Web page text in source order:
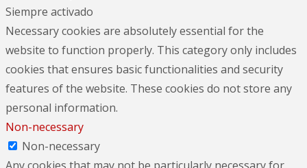
Siempre activado
Necessary cookies are absolutely essential for the
website to function properly. This category only includes
cookies that ensures basic functionalities and security
features of the website. These cookies do not store any
personal information.
Non-necessary
Non-necessary
Any cookies that may not be particularly necessary for